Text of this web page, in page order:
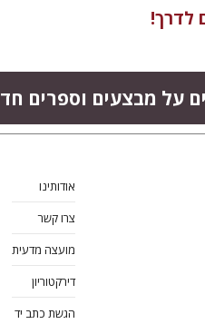
לדרך!
על מבצעים וספרים
אודותינו
צרו קשר
מועצה מדעית
דירקטוריון
הגשת כתב יד